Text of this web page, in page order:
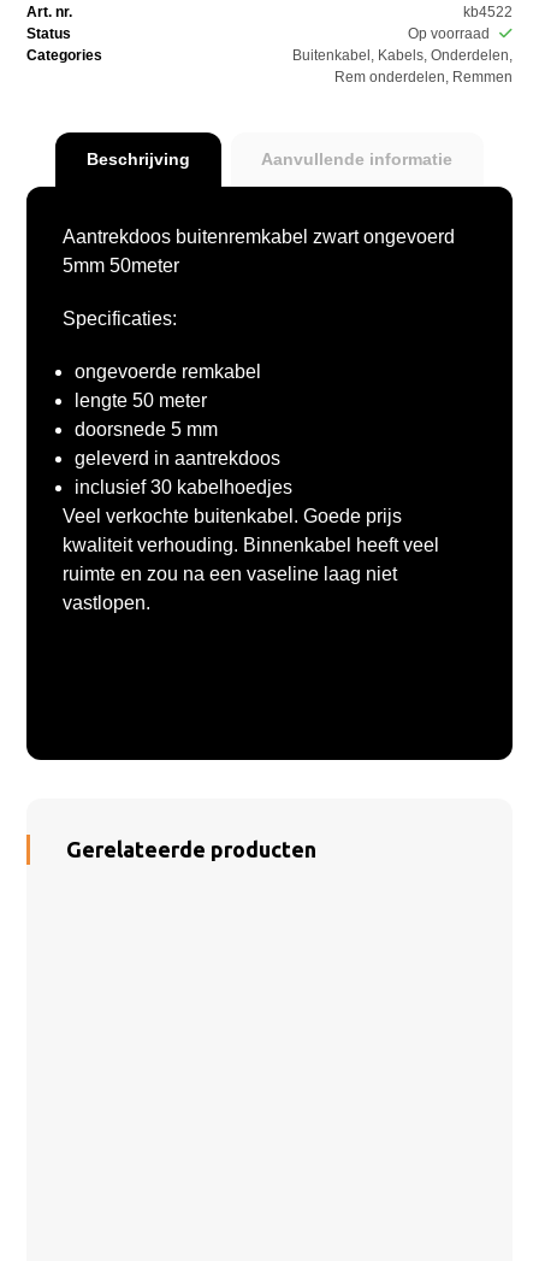
Art. nr.
kb4522
Status
Op voorraad
Categories
Buitenkabel Kabels, Onderdelen
Rem onderdelen Remmen
Beschrijving Aanvullende informatie
Aantrekdoos buitenremkabel zwart ongevoerd
5mm 50meter
Specificaties:
ongevoerde remkabel
lengte 50 meter
doorsnede 5 mm
geleverd in aantrekdoos
inclusief 30 kabelhoedjes
Veel verkochte buitenkabel. Goede prijs
kwaliteit verhouding. Binnenkabel heeft veel
ruimte en zou na een vaseline laag niet
vastlopen.
Gerelateerde producten